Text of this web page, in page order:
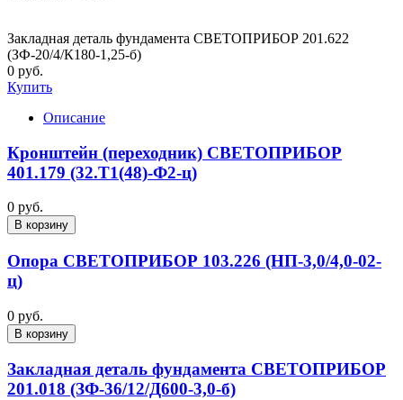
Закладная деталь фундамента СВЕТОПРИБОР 201.622
(ЗФ-20/4/К180-1,25-б)
0 руб.
Купить
Описание
Кронштейн (переходник) СВЕТОПРИБОР
401.179 (32.Т1(48)-Ф2-ц)
0 руб.
В корзину
Опора СВЕТОПРИБОР 103.226 (НП-3,0/4,0-02-
ц)
0 руб.
В корзину
Закладная деталь фундамента СВЕТОПРИБОР
201.018 (ЗФ-36/12/Д600-3,0-б)